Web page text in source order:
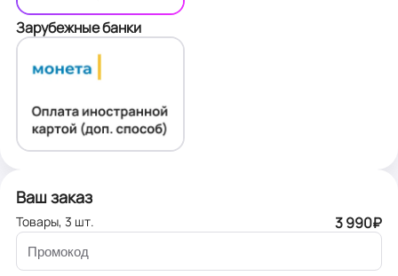
Зарубежные банки
Ваш заказ
Товары, 3 шт. 3 990₽